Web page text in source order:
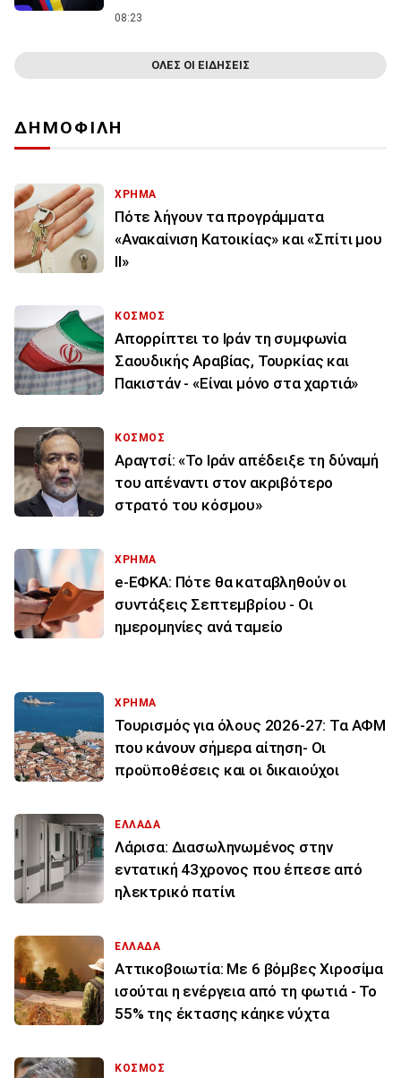
08:23
ΟΛΕΣ ΟΙ ΕΙΔΗΣΕΙΣ
ΔΗΜΟΦΙΛΗ
ΧΡΗΜΑ
Πότε λήγουν τα προγράμματα
«Ανακαίνιση Κατοικίας» και «Σπίτι μου
ΙΙ»
ΚΟΣΜΟΣ
Απορρίπτει το Ιράν τη συμφωνία
Σαουδικής Αραβίας, Τουρκίας και
Πακιστάν - «Είναι μόνο στα χαρτιά»
ΚΟΣΜΟΣ
Αραγτσί: «Το Ιράν απέδειξε τη δύναμή
του απέναντι στον ακριβότερο
στρατό του κόσμου»
ΧΡΗΜΑ
e-ΕΦΚΑ: Πότε θα καταβληθούν οι
συντάξεις Σεπτεμβρίου - Οι
ημερομηνίες ανά ταμείο
ΧΡΗΜΑ
Τουρισμός για όλους 2026-27: Τα ΑΦΜ
που κάνουν σήμερα αίτηση- Οι
προϋποθέσεις και οι δικαιούχοι
ΕΛΛΑΔΑ
Λάρισα: Διασωληνωμένος στην
εντατική 43χρονος που έπεσε από
ηλεκτρικό πατίνι
ΕΛΛΑΔΑ
Αττικοβοιωτία: Με 6 βόμβες Χιροσίμα
ισούται η ενέργεια από τη φωτιά - Το
55% της έκτασης κάηκε νύχτα
ΚΟΣΜΟΣ